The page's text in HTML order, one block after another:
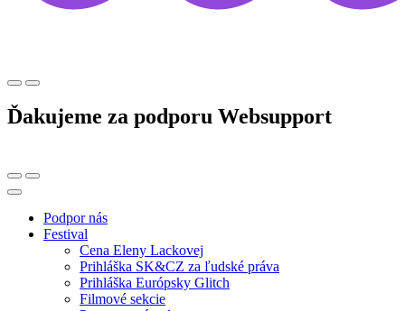
Ďakujeme za podporu Websupport
Podpor nás
Festival
Cena Eleny Lackovej
Prihláška SK&CZ za ľudské práva
Prihláška Európsky Glitch
Filmové sekcie